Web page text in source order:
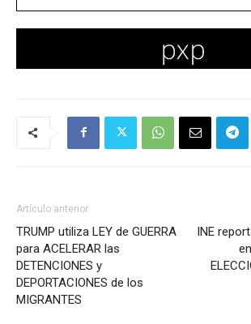
Artículo anterior
TRUMP utiliza LEY de GUERRA
para ACELERAR las
DETENCIONES y
DEPORTACIONES de los
MIGRANTES
INE